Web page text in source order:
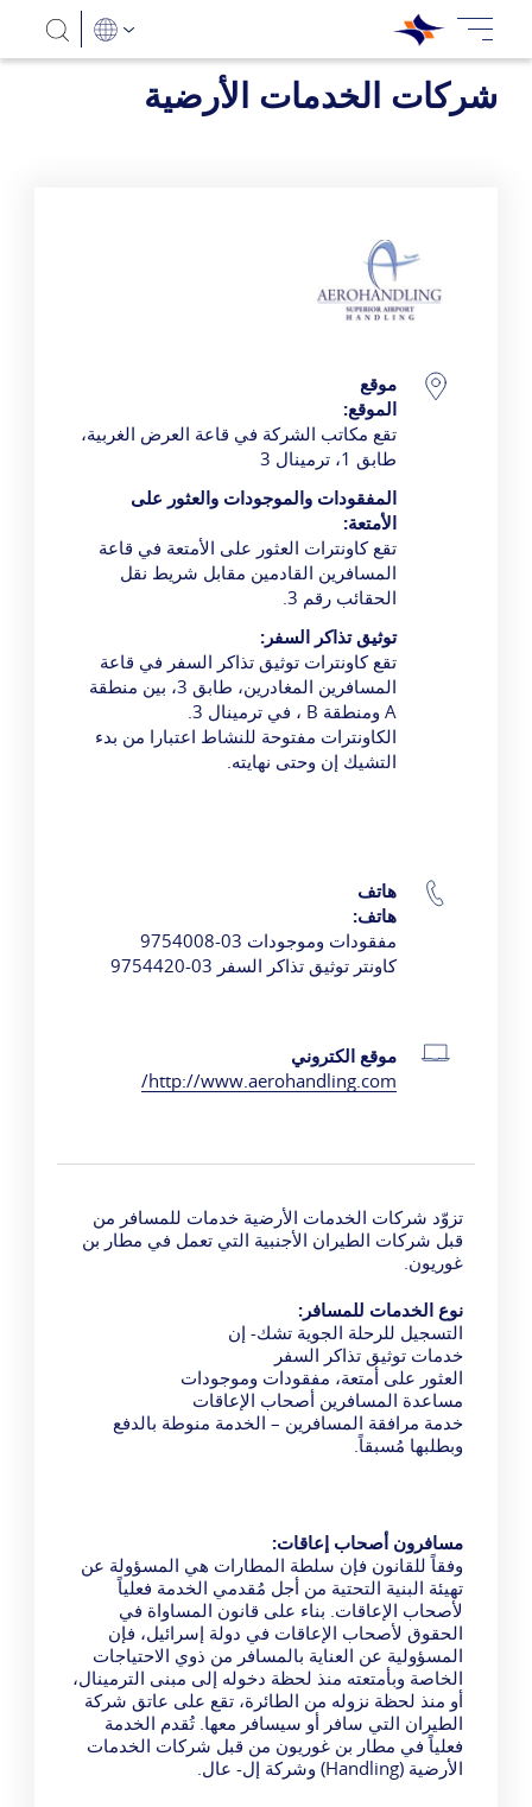
شركات الخدمات الأرضية
Aero Handling
تفاصيل الاتصال
موقع
الموقع:
تقع مكاتب الشركة في قاعة العرض الغربية،
طابق 1، ترمينال 3
المفقودات والموجودات والعثور على
الأمتعة:
تقع كاونترات العثور على الأمتعة في قاعة
المسافرين القادمين مقابل شريط نقل
الحقائب رقم 3.
توثيق تذاكر السفر:
تقع كاونترات توثيق تذاكر السفر في قاعة
المسافرين المغادرين، طابق 3، بين منطقة
A ومنطقة B ، في ترمينال 3.
الكاونترات مفتوحة للنشاط اعتبارا من بدء
التشيك إن وحتى نهايته.
هاتف
هاتف:
مفقودات وموجودات 03-9754008
كاونتر توثيق تذاكر السفر 03-9754420
موقع الكتروني
http://www.aerohandling.com/
تزوّد شركات الخدمات الأرضية خدمات للمسافر من
قبل شركات الطيران الأجنبية التي تعمل في مطار بن
غوريون.
نوع الخدمات للمسافر:
التسجيل للرحلة الجوية تشك- إن
خدمات توثيق تذاكر السفر
العثور على أمتعة، مفقودات وموجودات
مساعدة المسافرين أصحاب الإعاقات
خدمة مرافقة المسافرين – الخدمة منوطة بالدفع
وبطلبها مُسبقاً.
مسافرون أصحاب إعاقات:
وفقاً للقانون فإن سلطة المطارات هي المسؤولة عن
تهيئة البنية التحتية من أجل مُقدمي الخدمة فعلياً
لأصحاب الإعاقات. بناء على قانون المساواة في
الحقوق لأصحاب الإعاقات في دولة إسرائيل، فإن
المسؤولية عن العناية بالمسافر من ذوي الاحتياجات
الخاصة وبأمتعته منذ لحظة دخوله إلى مبنى الترمينال،
أو منذ لحظة نزوله من الطائرة، تقع على عاتق شركة
الطيران التي سافر أو سيسافر معها. تُقدم الخدمة
فعلياً في مطار بن غوريون من قبل شركات الخدمات
الأرضية (Handling) وشركة إل- عال.